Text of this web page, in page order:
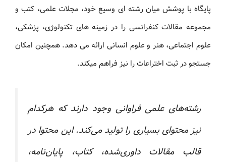
پایگاه با پوشش میان رشته ای وسیع خود، مجلات علمی، کتب و
مجموعه مقالات کنفرانسی را در زمینه های تکنولوژی، پزشکی،
علوم اجتماعی، هنر و علوم انسانی ارائه می دهد. همچنین امکان
جستجو در ثبت اختراعات را نیز فراهم میکند.
رشته‌های علمی فراوانی وجود دارند که هرکدام
نیز محتوای بسیاری را تولید می‌کند. این محتوا در
قالب مقالات داوری‌شده، کتاب، پایان‌نامه،